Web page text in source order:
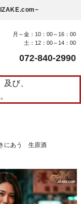
月～金：10：00～16：00
土：12：00～14：00
072-840-2990
び、
にあう 生原酒